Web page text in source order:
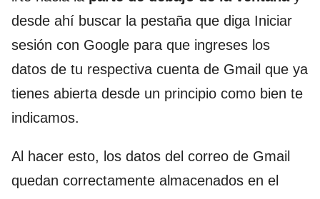
desde ahí buscar la pestaña que diga Iniciar
sesión con Google para que ingreses los
datos de tu respectiva cuenta de Gmail que ya
tienes abierta desde un principio como bien te
indicamos.
Al hacer esto, los datos del correo de Gmail
quedan correctamente almacenados en el